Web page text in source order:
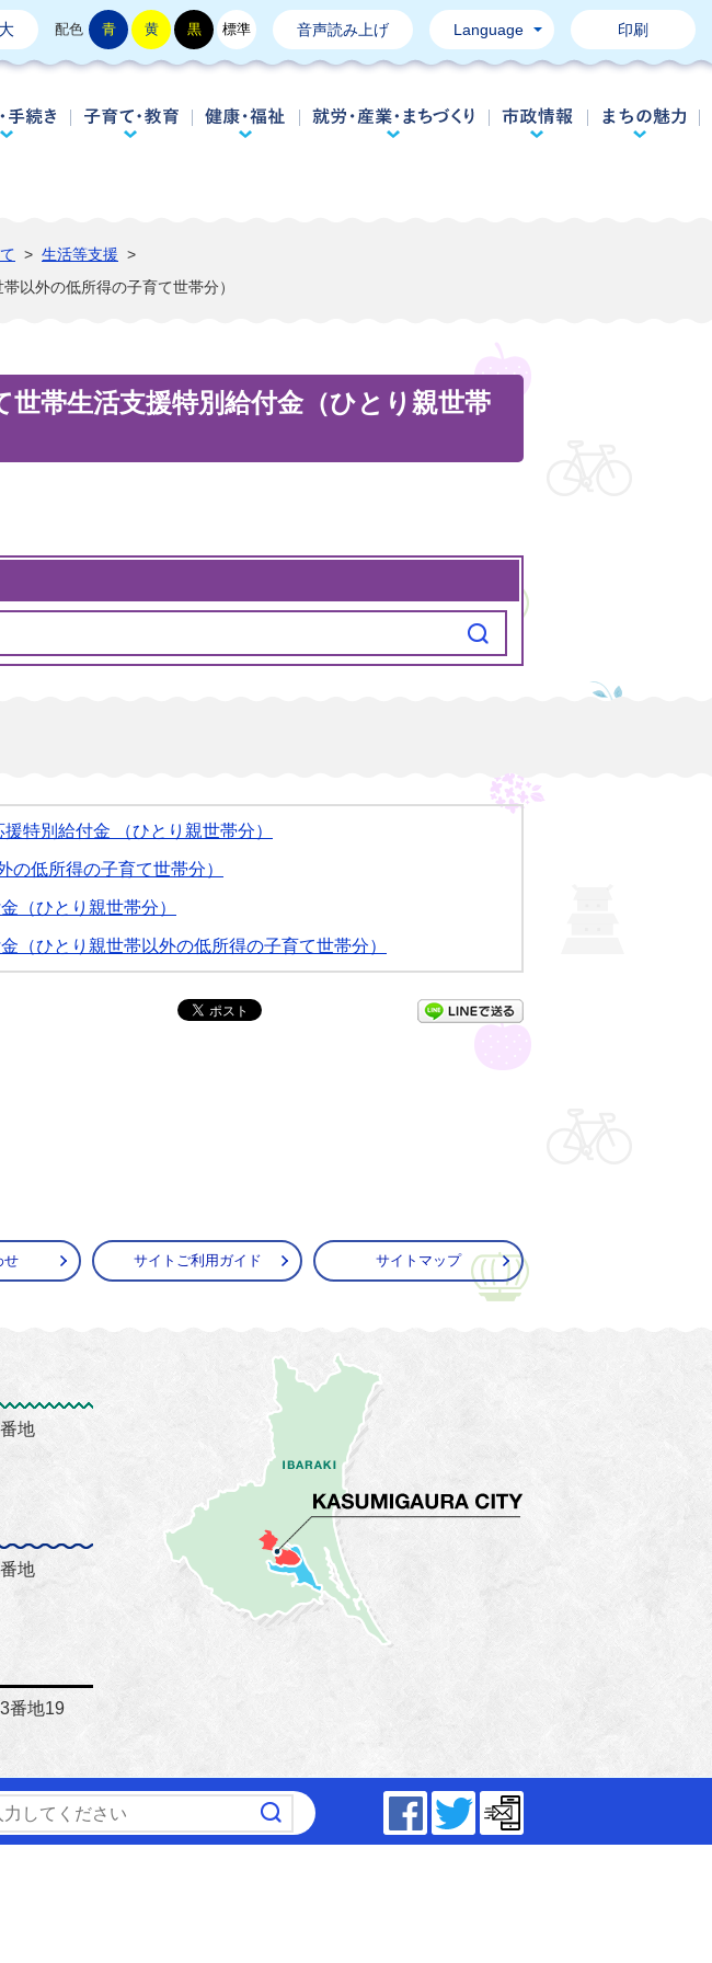
配色 青 黄 黒 標準 音声読み上げ Language 印刷
FacebookTwitter
犯・災害情報くらし・手続き子育て・教育 健康・福祉 就労・産業・まちづくり
市政情報
> 生活等支援 >
以外の低所得の子育て世帯分）
帯生活支援特別給付金（ひとり親世帯
特別給付金 （ひとり親世帯分）
低所得の子育て世帯分）
（ひとり親世帯分）
（ひとり親世帯以外の低所得の子育て世帯分）
せ サイトご利用ガイド サイトマップ
地
地
番地19
【開庁時間】8時30分～17時15分（平日）
舎）のみ毎週木曜日 17時15分～19時（祝日は除く）